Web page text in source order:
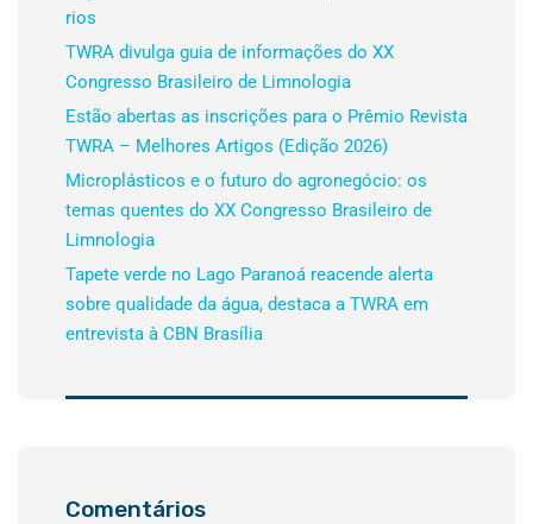
rios
TWRA divulga guia de informações do XX
Congresso Brasileiro de Limnologia
Estão abertas as inscrições para o Prêmio Revista
TWRA – Melhores Artigos (Edição 2026)
Microplásticos e o futuro do agronegócio: os
temas quentes do XX Congresso Brasileiro de
Limnologia
Tapete verde no Lago Paranoá reacende alerta
sobre qualidade da água, destaca a TWRA em
entrevista à CBN Brasília
Comentários